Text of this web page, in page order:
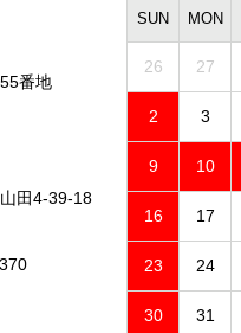
番地
田4-39-18
SUN MON
26 27
2 3
9 10
16 17
23 24
30 31